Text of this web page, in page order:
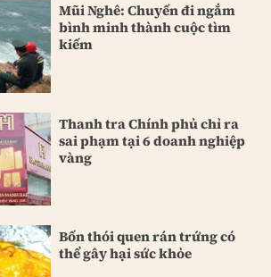
Mũi Nghê: Chuyến đi ngắm
bình minh thành cuộc tìm
kiếm
Thanh tra Chính phủ chỉ ra
sai phạm tại 6 doanh nghiệp
vàng
Bốn thói quen rán trứng có
thể gây hại sức khỏe